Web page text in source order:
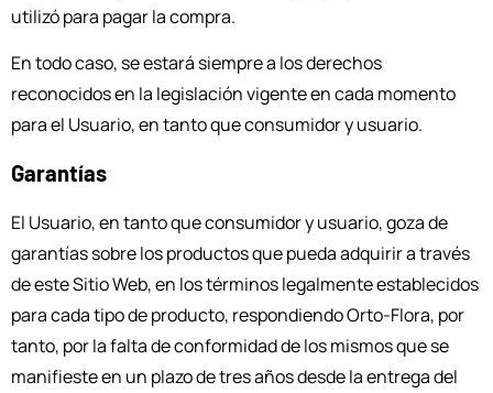
utilizó para pagar la compra.
En todo caso, se estará siempre a los derechos
reconocidos en la legislación vigente en cada momento
para el Usuario, en tanto que consumidor y usuario.
Garantías
El Usuario, en tanto que consumidor y usuario, goza de
garantías sobre los productos que pueda adquirir a través
de este Sitio Web, en los términos legalmente establecidos
para cada tipo de producto, respondiendo Orto-Flora, por
tanto, por la falta de conformidad de los mismos que se
manifieste en un plazo de tres años desde la entrega del